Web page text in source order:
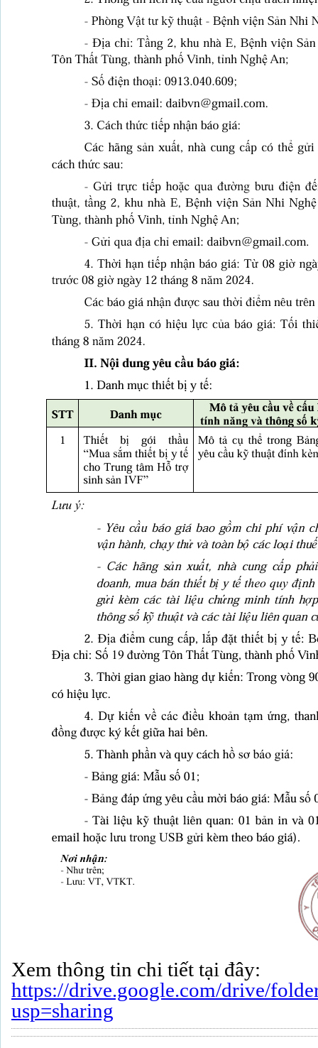
Xem thông tin chi tiết tại đây:
https://drive.google.com/drive/
usp=sharing